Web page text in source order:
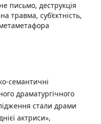
письмо, деструкція
травма, суб’єктність,
семантичні
драматургічного
стали драми
актриси»,